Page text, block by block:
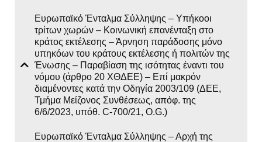
Eυρωπαϊκό Ένταλμα Σύλληψης – Yπήκοοι
τρίτων χωρών – Κοινωνική επανένταξη στο
κράτος εκτέλεσης – Άρνηση παράδοσης μόνο
υπηκόων του κράτους εκτέλεσης ή πολιτών της
Ένωσης – Παραβίαση της ισότητας έναντι του
νόμου (άρθρο 20 ΧΘΔΕΕ) – Επί μακρόν
διαμένοντες κατά την Οδηγία 2003/109 (ΔΕΕ,
Τμήμα Μείζονος Συνθέσεως, απόφ. της
6/6/2023, υπόθ. C-700/21, O.G.)
Eυρωπαϊκό Ένταλμα Σύλληψης – Αρχή της